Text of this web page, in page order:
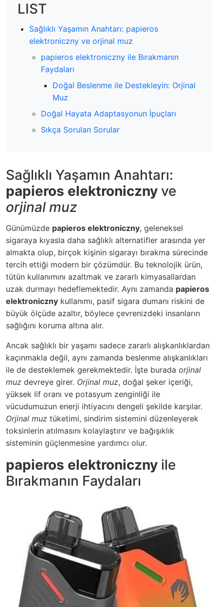
LIST
Sağlıklı Yaşamın Anahtarı: papieros
elektroniczny ve orjinal muz
papieros elektroniczny ile Bırakmanın
Faydaları
Doğal Beslenme ile Destekleyin: Orjinal
Muz
Doğal Hayata Adaptasyonun İpuçları
Sıkça Sorulan Sorular
Sağlıklı Yaşamın Anahtarı:
papieros elektroniczny ve
orjinal muz
Günümüzde papieros elektroniczny, geleneksel
sigaraya kıyasla daha sağlıklı alternatifler arasında yer
almakta olup, birçok kişinin sigarayı bırakma sürecinde
tercih ettiği modern bir çözümdür. Bu teknolojik ürün,
tütün kullanımını azaltmak ve zararlı kimyasallardan
uzak durmayı hedeflemektedir. Aynı zamanda papieros
elektroniczny kullanımı, pasif sigara dumanı riskini de
büyük ölçüde azaltır, böylece çevrenizdeki insanların
sağlığını koruma altına alır.
Ancak sağlıklı bir yaşamı sadece zararlı alışkanlıklardan
kaçınmakla değil, aynı zamanda beslenme alışkanlıkları
ile de desteklemek gerekmektedir. İşte burada orjinal
muz devreye girer. Orjinal muz, doğal şeker içeriği,
yüksek lif oranı ve potasyum zenginliği ile
vücudumuzun enerji ihtiyacını dengeli şekilde karşılar.
Orjinal muz tüketimi, sindirim sistemini düzenleyerek
toksinlerin atılmasını kolaylaştırır ve bağışıklık
sisteminin güçlenmesine yardımcı olur.
papieros elektroniczny ile
Bırakmanın Faydaları